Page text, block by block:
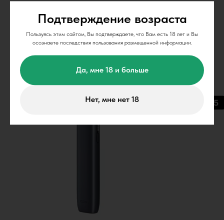
Подтверждение возраста
Пользуясь этим сайтом, Вы подтверждаете, что Вам есть 18 лет и Вы
осознаете последствия пользования размещенной информации.
Да, мне 18 и больше
Нет, мне нет 18